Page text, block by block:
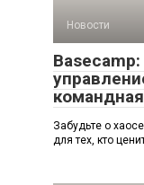
Новости
Забудьте о
для тех, кто